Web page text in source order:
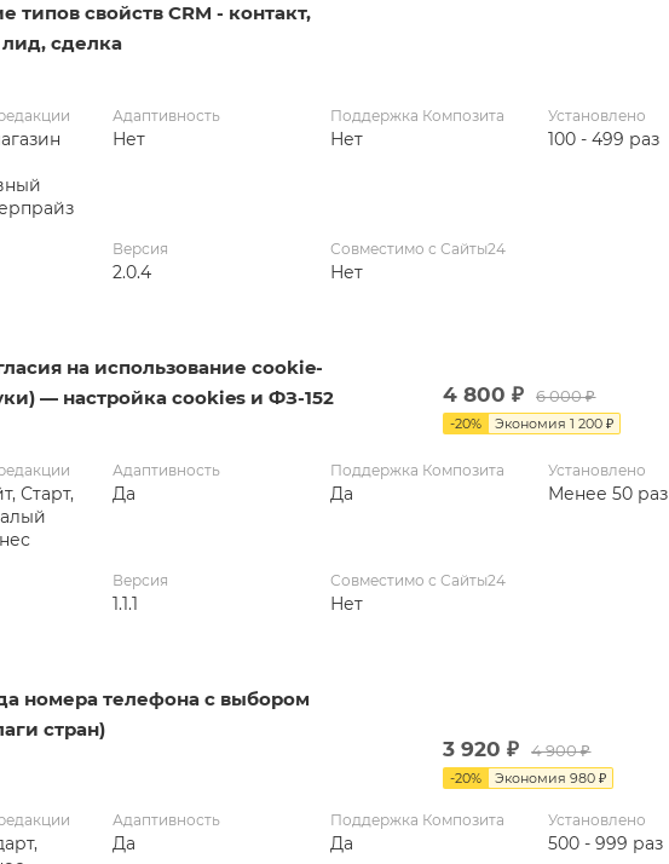
типов свойств CRM - контакт,
сделка
Адаптивность
Нет
Поддержка Композита
Нет
Установлено
100 - 499 раз
Версия
2.0.4
Совместимо с Сайты24
Нет
на использование cookie-
— настройка cookies и ФЗ-152
4 800 ₽ 6 000₽
-20% Экономия1 200 ₽
Старт,
Адаптивность
Да
Поддержка Композита
Да
Установлено
Менее 50 раз
Версия
1.1.1
Совместимо с Сайты24
Нет
номера телефона с выбором
стран)
3 920 ₽ 4 900₽
-20% Экономия980 ₽
Адаптивность
Да
Поддержка Композита
Да
Установлено
500 - 999 раз